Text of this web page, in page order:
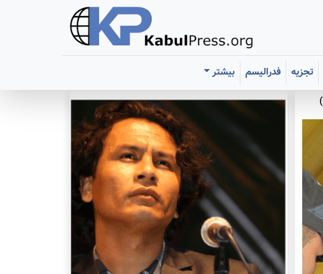
تجزیه فدرالیسم
بیشتر